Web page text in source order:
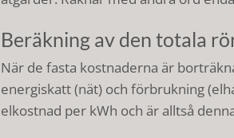
Beräkning av den totala
När de fasta kostnaderna är
energiskatt (nät) och förbrukning
elkostnad per kWh och är alltså